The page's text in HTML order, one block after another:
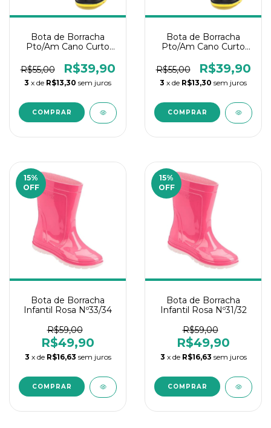
Bota de Borracha
Pto/Am Cano Curto
R$55,00
R$39,90
3 x de R$13,30 sem juros
Bota de Borracha
Pto/Am Cano Curto
R$55,00
R$39,90
3 x de R$13,30 sem juros
15%
OFF
Bota de Borracha
Infantil Rosa Nº33/34
R$59,00
R$49,90
3 x de R$16,63 sem juros
15%
OFF
Bota de Borracha
Infantil Rosa Nº31/32
R$59,00
R$49,90
3 x de R$16,63 sem juros